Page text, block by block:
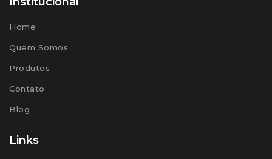
Home
Quem Somos
Produtos
Contato
Blog
Links